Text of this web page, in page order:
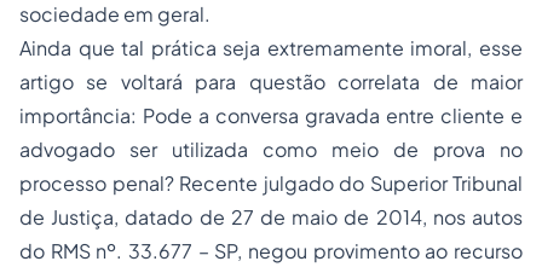
sociedade em geral.
Ainda que tal prática seja extremamente imoral, esse
artigo se voltará para questão correlata de maior
importância: Pode a conversa gravada entre cliente e
advogado ser utilizada como meio de prova no
processo penal? Recente julgado do Superior Tribunal
de Justiça, datado de 27 de maio de 2014, nos autos
do RMS nº. 33.677 – SP, negou provimento ao recurso